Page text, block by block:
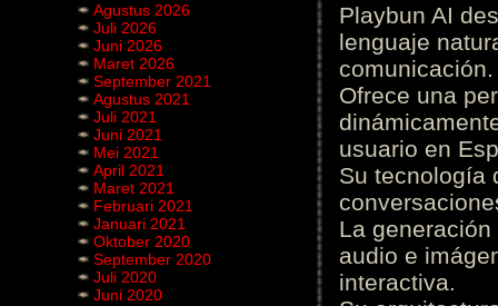
Agustus 2026
Juli 2026
Juni 2026
Maret 2026
September 2021
Agustus 2021
Juli 2021
Juni 2021
Mei 2021
April 2021
Maret 2021
Februari 2021
Januari 2021
Oktober 2020
September 2020
Juli 2020
Juni 2020
Playbun AI
lenguaje
comunicación.
Ofrece una
usuario en
Su tecnología
La
audio e
interactiva.